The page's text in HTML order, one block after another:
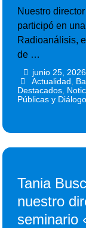
Nuestro
participó en
Radioanálisis,
de …
junio 25, 2026
Actualidad
Destacados
Públicas y
Tania
nuestro
seminario